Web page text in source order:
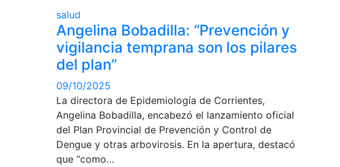
salud
Angelina Bobadilla: “Prevención y
vigilancia temprana son los pilares
del plan”
09/10/2025
La directora de Epidemiología de Corrientes,
Angelina Bobadilla, encabezó el lanzamiento oficial
del Plan Provincial de Prevención y Control de
Dengue y otras arbovirosis. En la apertura, destacó
que “como…